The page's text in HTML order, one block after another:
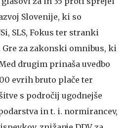
Slovenije, ki so
SLS, Fokus ter stranki
za zakonski omnibus, ki
drugim prinaša uvedbo
evrih bruto plače ter
s področij ugodnejše
in t. i. normirancev,